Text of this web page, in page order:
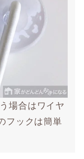
場合はワイヤ
フックは簡単